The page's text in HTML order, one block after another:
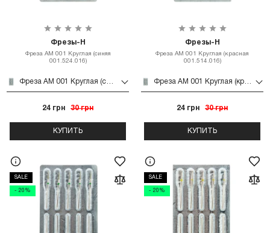
Фрезы-Н
Фреза АМ 001 Круглая (синяя
001.524.016)
24 грн 30 грн
КУПИТЬ
Фрезы-Н
Фреза АМ 001 Круглая (красная
001.514.016)
24 грн 30 грн
КУПИТЬ
SALE
- 20%
SALE
- 20%